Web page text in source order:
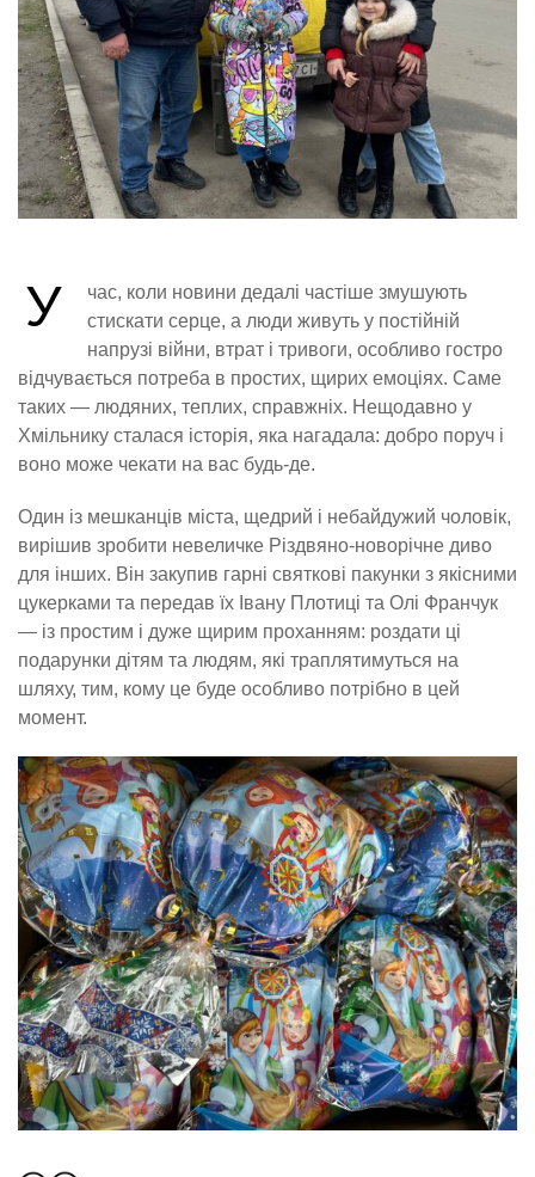
У
час, коли новини дедалі частіше змушують
стискати серце, а люди живуть у постійній
напрузі війни, втрат і тривоги, особливо гостро
відчувається потреба в простих, щирих емоціях. Саме
таких — людяних, теплих, справжніх. Нещодавно у
Хмільнику сталася історія, яка нагадала: добро поруч і
воно може чекати на вас будь-де.
Один із мешканців міста, щедрий і небайдужий чоловік,
вирішив зробити невеличке Різдвяно-новорічне диво
для інших. Він закупив гарні святкові пакунки з якісними
цукерками та передав їх Івану Плотиці та Олі Франчук
— із простим і дуже щирим проханням: роздати ці
подарунки дітям та людям, які траплятимуться на
шляху, тим, кому це буде особливо потрібно в цей
момент.